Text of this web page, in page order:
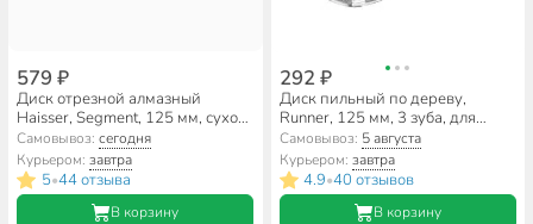
579 ₽
Диск отрезной алмазный
Haisser, Segment, 125 мм, сухой
рез, HS110002
Самовывоз:сегодня
Курьером:завтра
5•44 отзыва
В корзину
292 ₽
Диск пильный по дереву,
Runner, 125 мм, 3 зуба, для
УШМ, 551125
Самовывоз: 5 августа
Курьером: завтра
4.9•40 отзывов
В корзину